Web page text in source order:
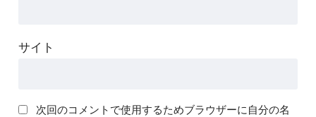
サイト
次回のコメントで使用するためブラウザーに自分の名